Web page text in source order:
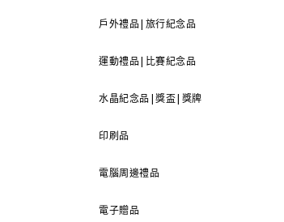
戶外禮品|旅行紀念品
運動禮品|比賽紀念品
水晶紀念品|獎盃|獎牌
印刷品
電腦周邊禮品
電子贈品